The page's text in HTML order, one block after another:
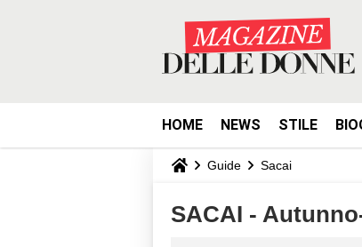
HOME NEWS STILE
Guide Sacai
SACAI -